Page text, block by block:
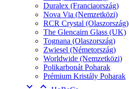
Duralex (Franciaország)
Nova Via (Nemzetközi)
RCR Crystal (Olaszország)
The Glencairn Glass (UK)
Tognana (Olaszország)
Zwiesel (Németország)
Worldwide (Nemzetközi)
Polikarbonát Poharak
Prémium Kristály Poharak
 